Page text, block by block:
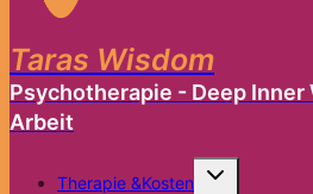
Taras Wisdom
Psychotherapie - Deep
Arbeit
Therapie &Kosten
Untermenü